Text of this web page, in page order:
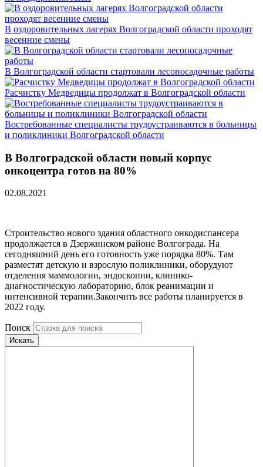
В оздоровительных лагерях Волгоградской области проходят
весенние смены
В Волгоградской области стартовали лесопосадочные работы
Расчистку Медведицы продолжат в Волгоградской области
Востребованные специалисты трудоустраиваются в больницы
и поликлиники Волгоградской области
В Волгоградской области новый корпус
онкоцентра готов на 80%
02.08.2021
Строительство нового здания областного онкодиспансера
продолжается в Дзержинском районе Волгограда. На
сегодняшний день его готовность уже порядка 80%. Там
разместят детскую и взрослую поликлиники, оборудуют
отделения маммологии, эндоскопии, клинико-
диагностическую лабораторию, блок реанимации и
интенсивной терапии.Закончить все работы планируется в
2022 году.
Поиск
Искать